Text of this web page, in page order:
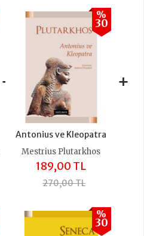
+
Antonius ve Kleopatra
%
30
Mestrius Plutarkhos
189,00 TL
270,00 TL
+
%
30